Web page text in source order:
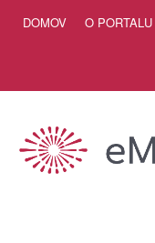
DOMOV O PORTALU